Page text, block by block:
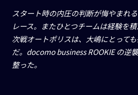
スタート時の内圧の判断が悔やまれ
レース。またひとつチームは経験を積
次戦オートポリスは、大嶋にとって
だ。 docomo business ROOKIEの逆
整った。